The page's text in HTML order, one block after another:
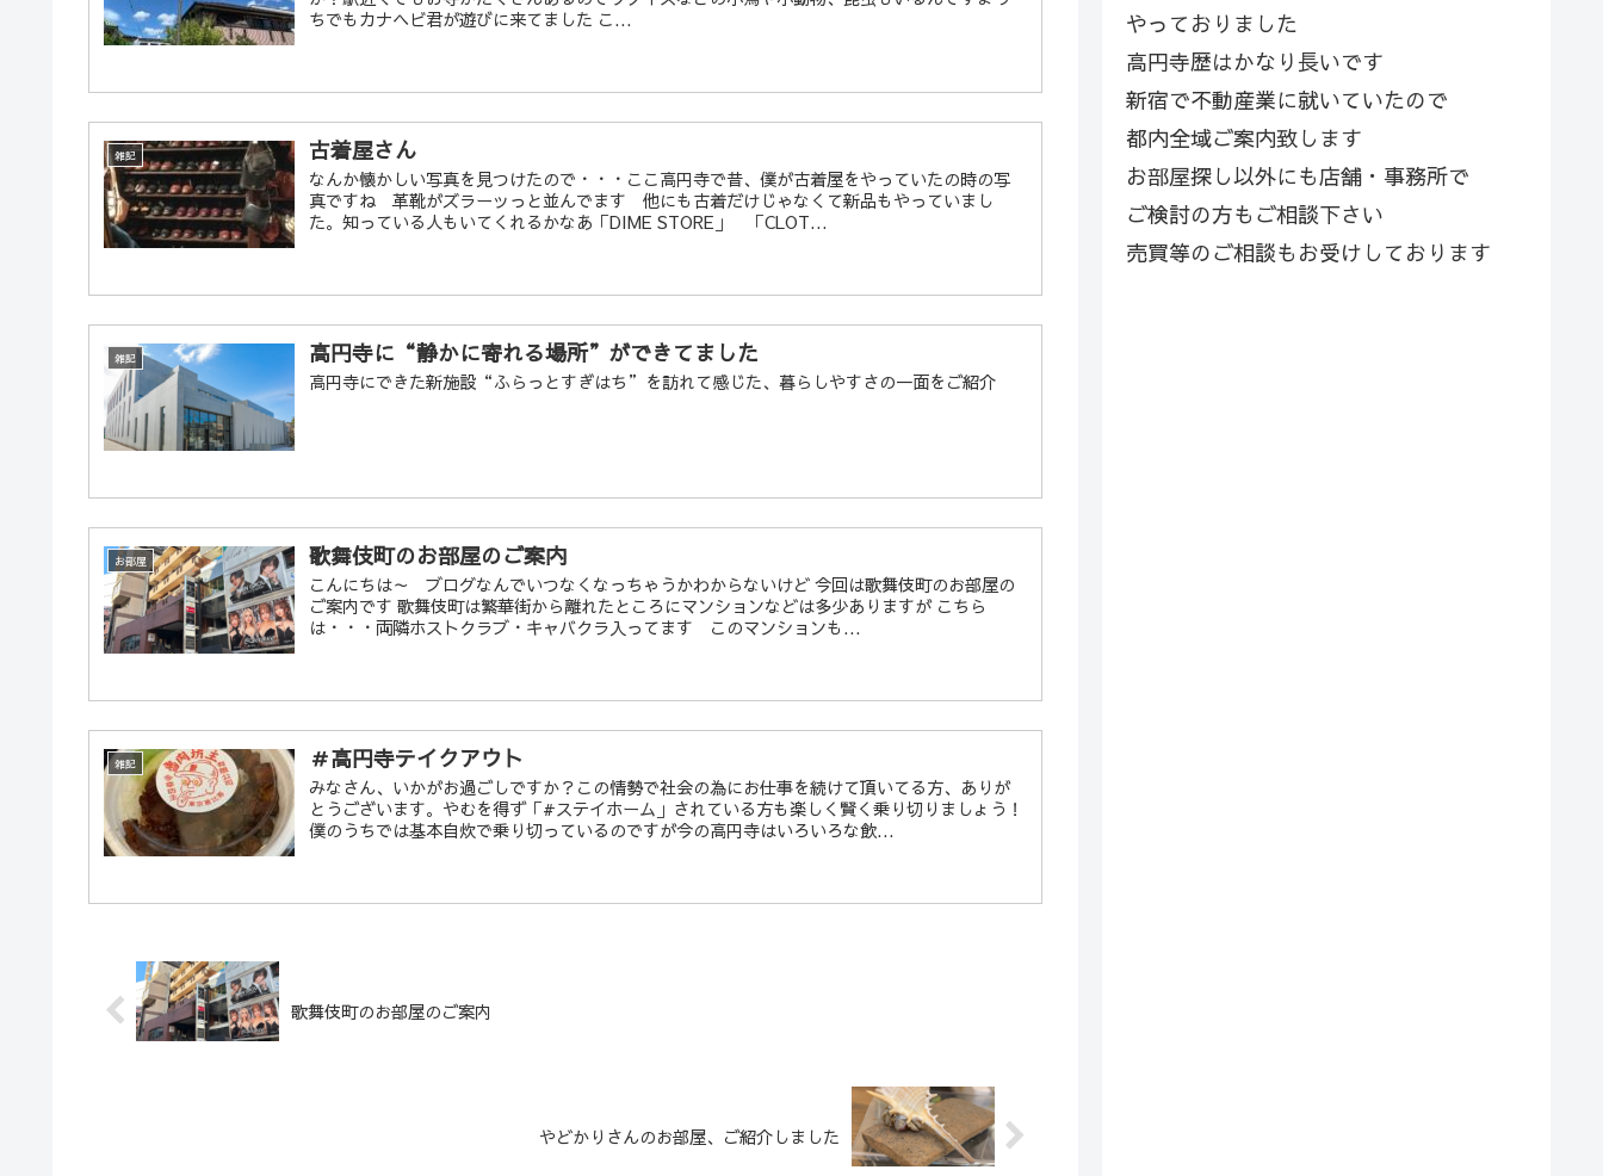
ちでもカナヘビ君が遊びに来てました こ...
雑記 古着屋さん
なんか懐かしい写真を見つけたので・・・ここ高円寺で昔、僕が古着屋をやっていたの時の写
真ですね 革靴がズラーッっと並んでます 他にも古着だけじゃなくて新品もやっていまし
た。知っている人もいてくれるかなあ「DIME STORE」 「CLOT...
雑記 高円寺に“静かに寄れる場所”ができてました
高円寺にできた新施設“ふらっとすぎはち”を訪れて感じた、暮らしやすさの一面をご紹介
お部屋 歌舞伎町のお部屋のご案内
こんにちは～ ブログなんでいつなくなっちゃうかわからないけど 今回は歌舞伎町のお部屋の
ご案内です 歌舞伎町は繁華街から離れたところにマンションなどは多少ありますが こちら
は・・・両隣ホストクラブ・キャバクラ入ってます このマンションも...
雑記 ＃高円寺テイクアウト
みなさん、いかがお過ごしですか？この情勢で社会の為にお仕事を続けて頂いてる方、ありが
とうございます。やむを得ず「#ステイホーム」されている方も楽しく賢く乗り切りましょう！
僕のうちでは基本自炊で乗り切っているのですが今の高円寺はいろいろな飲...
歌舞伎町のお部屋のご案内
やどかりさんのお部屋、ご紹介しました
やっておりました
高円寺歴はかなり長いです
新宿で不動産業に就いていたので
都内全域ご案内致します
お部屋探し以外にも店舗・事務所で
ご検討の方もご相談下さい
売買等のご相談もお受けしております